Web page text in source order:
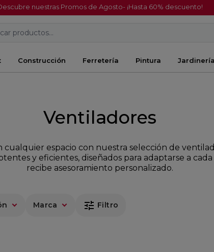
nuestras Promos de Agosto- ¡Hasta 60% descuento!
productos...
Construcción Ferretería Pintura Jardinería
Ventiladores
espacio con nuestra selección de
y eficientes, diseñados para adaptarse a
recibe asesoramiento personalizado.
Marca tune Filtro